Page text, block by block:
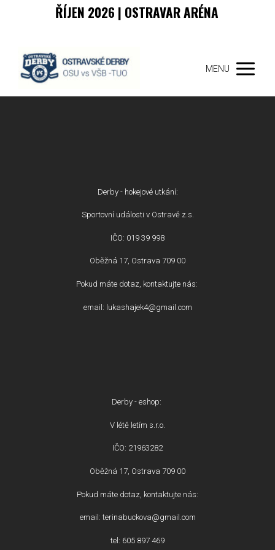
ŘÍJEN 2026 | OSTRAVAR ARÉNA
MENU
Derby - hokejové utkání:
Sportovní události v Ostravě z.s.
IČO: 019 39 998
Oběžná 17, Ostrava 709 00
Pokud máte dotaz, kontaktujte nás:
email: lukashajek4@gmail.com
Derby - eshop:
V létě letím s.r.o.
IČO: 21963282
Oběžná 17, Ostrava 709 00
Pokud máte dotaz, kontaktujte nás:
email: terinabuckova@gmail.com
tel: 605 897 469